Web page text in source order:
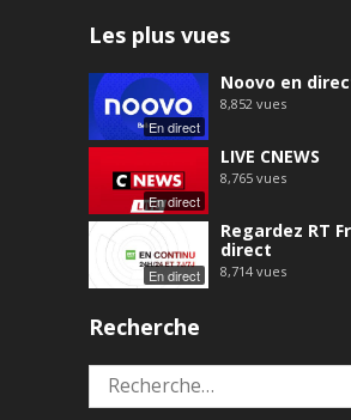
Les plus vues
En direct
Noovo en
8,852 vues
En direct
LIVE CNEWS
8,765 vues
En direct
Regardez RT
direct
8,714 vues
Recherche
Rechercher :